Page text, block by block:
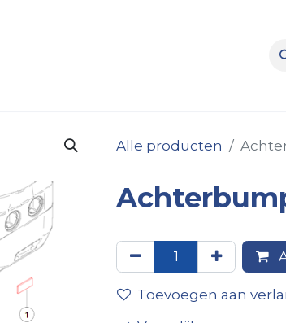
Alle producten
Toevoegen aan